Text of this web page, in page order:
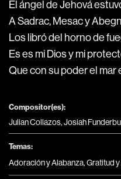
El ángel de Jehová
A Sadrac, Mesac y
Los libró del horno de
Es es mi Dios y mi
Que con su poder el mar
Compositor(es):
Julian Collazos, Josiah
Temas:
Adoración y Alabanza,Gratitud